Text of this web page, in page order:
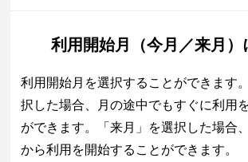
利用開始月（今月／来月）
利用開始月を選択することができます
択した場合、月の途中でもすぐに利用
ができます。「来月」を選択した場合
から利用を開始することができます。